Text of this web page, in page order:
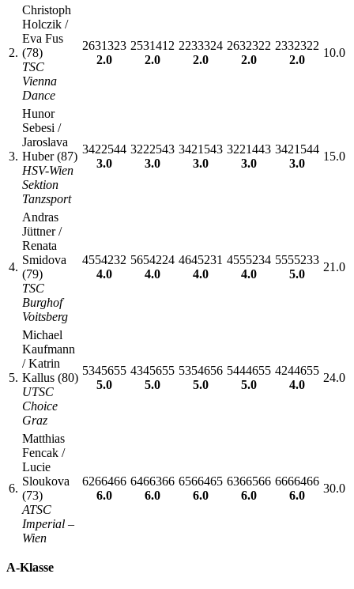
2.
Christoph
Holczik /
Eva Fus
(78)
TSC
Vienna
Dance
2631323
2.0
2531412
2.0
2233324
2.0
2632322
2.0
2332322
2.0
10.0
3.
Hunor
Sebesi /
Jaroslava
Huber (87)
HSV-Wien
Sektion
Tanzsport
3422544
3.0
3222543
3.0
3421543
3.0
3221443
3.0
3421544
3.0
15.0
4.
Andras
Jüttner /
Renata
Smidova
(79)
TSC
Burghof
Voitsberg
4554232
4.0
5654224
4.0
4645231
4.0
4555234
4.0
5555233
5.0
21.0
5.
Michael
Kaufmann
/ Katrin
Kallus (80)
UTSC
Choice
Graz
5345655
5.0
4345655
5.0
5354656
5.0
5444655
5.0
4244655
4.0
24.0
6.
Matthias
Fencak /
Lucie
Sloukova
(73)
ATSC
Imperial –
Wien
6266466
6.0
6466366
6.0
6566465
6.0
6366566
6.0
6666466
6.0
30.0
A-Klasse